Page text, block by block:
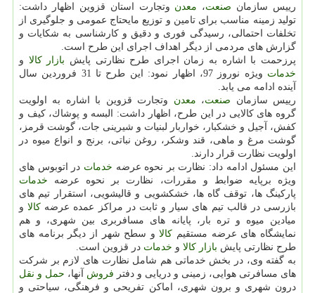
رییس سازمان صنعت، معدن وتجارت استان قزوین اظهار داشت:
تولید زمینه مناسب برای تامین و توزیع مایحتاج عمومی و جلوگیری از
تخلفات احتمالی، رسیدگی فوری و دقیق و كارشناسی به شكایات و
گزارش های مردمی از دیگر اهداف اجرای این طرح است.
پرزحمت با اشاره به زمان اجرای طرح نظارتی پایش بازار كالا و
خدمات
ویژه نوروز 97، اظهار نمود: این طرح تا 31 فروردین سال
آینده ادامه می یابد.
رییس سازمان صنعت، معدن وتجارت قزوین با اشاره به اولویت
گروه های كالایی در این طرح، اظهار داشت: البسه و پوشاك، كیف و
كفش، آجیل و خشكبار، خواربار لبنیات و شیرینی جات، گوشت قرمز،
گوشت مرغ و ماهی، قند وشكر، روغن نباتی، برنج و انواع میوه در
اولویت نظارت قرار دارند.
این مسئول ادامه داد: نظارت بر نحوه عرضه خدمات در اتوبوس های
ویژه برپایه ضوابط و مقررات، نظارت بر نحوه عرضه خدمات
پاركینگ ها، توقف گاه ها، خشكشویی و قالیشویی، استقرار تیم های
بازرسی در قالب تیم های سیار و ثابت در مراكز عمده عرضه كالاو
میادین میوه و تره بار، پایانه های مسافربری بین شهری، و هم
نمایشگاه های عرضه مستقیم كالاو سطح شهر از دیگر برنامه های
طرح نظارتی پایش بازار كالا و خدمات در قزوین است.
به گفته وی، در بخش خدماتی هم شامل نظارت های لازم بر شركت
های مسافرتی هوایی، زمینی و دریایی و دفتر فروش آنها، حمل و نقل
درون شهری و برون شهری، اماكن تفریحی و فرهنگی، سیاحتی و